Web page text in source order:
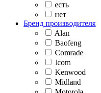
есть
нет
Бренд производителя
Alan
Baofeng
Comrade
Icom
Kenwood
Midland